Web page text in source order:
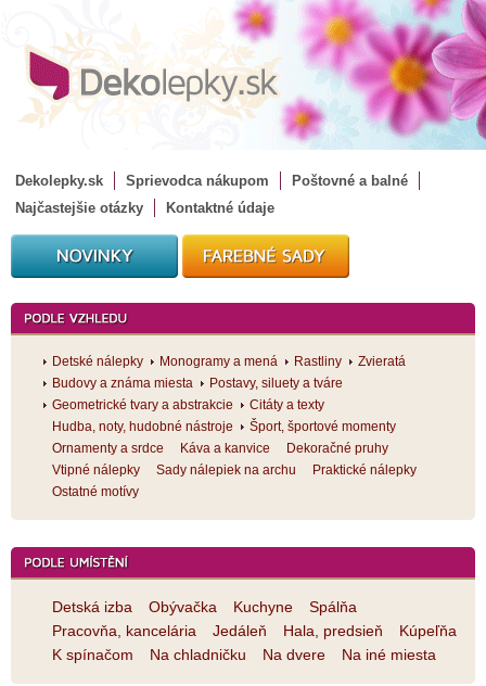
Dekolepky.sk Sprievodca nákupom
Poštovné a balné
Najčastejšie otázky
Kontaktné údaje
Detské nálepky Monogramy a mená Rastliny
Zvieratá
Budovy a známa miesta
Postavy, siluety a tváre
Geometrické tvary a abstrakcie
Citáty a texty
Hudba, noty, hudobné nástroje
Šport, športové momenty
Ornamenty a srdce
Káva a kanvice
Dekoračné pruhy
Vtipné nálepky
Sady nálepiek na archu
Praktické nálepky
Ostatné motívy
Detská izba Obývačka Kuchyne
Spálňa
Pracovňa, kancelária
Jedáleň Hala, predsieň
Kúpeľňa
K spínačom
Na chladničku Na dvere Na iné miesta